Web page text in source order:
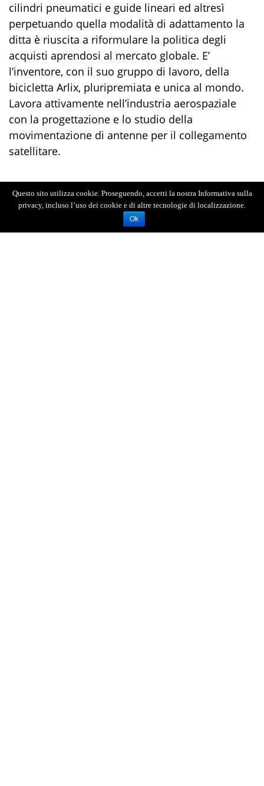
cilindri pneumatici e guide lineari ed altresì
perpetuando quella modalità di adattamento la
ditta è riuscita a riformulare la politica degli
acquisti aprendosi al mercato globale. E’
l’inventore, con il suo gruppo di lavoro, della
bicicletta Arlix, pluripremiata e unica al mondo.
Lavora attivamente nell’industria aerospaziale
con la progettazione e lo studio della
movimentazione di antenne per il collegamento
satellitare.
Questo sito utilizza cookie. Proseguendo, accetti la nostra Informativa sulla
privacy, incluso l’uso dei cookie e di altre tecnologie di localizzazione.
Ok